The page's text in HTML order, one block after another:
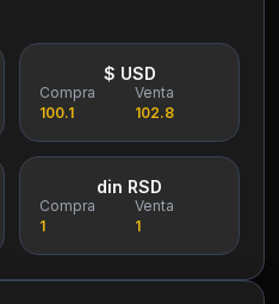
$ USD
Compra
100.1
Venta
102.8
din RSD
Compra
1
Venta
1